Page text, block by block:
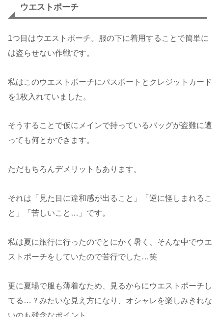
ウエストポーチ
1つ目はウエストポーチ。服の下に着用することで簡単に
は盗らせない作戦です。
私はこのウエストポーチにパスポートとクレジットカード
を1枚入れていました。
そうすることで仮にメインで持っているバッグが盗難に遭
っても何とかできます。
ただもちろんデメリットもあります。
それは「見た目に違和感が出ること」「逆に怪しまれるこ
と」「苦しいこと…」です。
私は夏に旅行に行ったのでとにかく暑く、そんな中でウエ
ストポーチをしていたので苦行でした…笑
更に夏場で服も薄着なため、見るからにウエストポーチし
てる…？みたいな見え方になり、オシャレを楽しみきれな
いのも残念なポイント。